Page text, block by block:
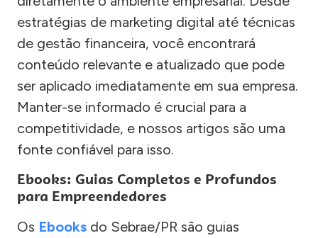
estratégias de marketing digital até técnicas
de gestão financeira, você encontrará
conteúdo relevante e atualizado que pode
ser aplicado imediatamente em sua empresa.
Manter-se informado é crucial para a
competitividade, e nossos artigos são uma
fonte confiável para isso.
Ebooks: Guias Completos e Profundos
para Empreendedores
Os Ebooks do Sebrae/PR são guias